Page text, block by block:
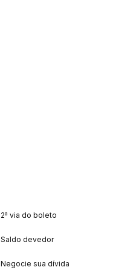
2ª via do boleto
Saldo devedor
Negocie sua dívida